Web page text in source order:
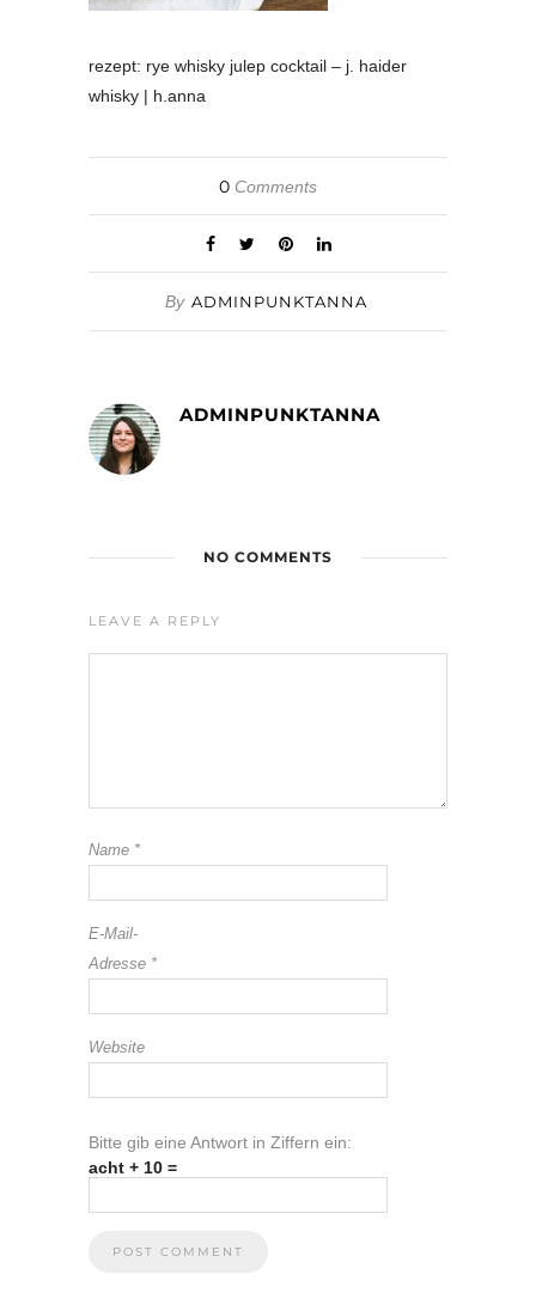
rezept: rye whisky julep cocktail – j. haider
whisky | h.anna
0 Comments
By ADMINPUNKTANNA
ADMINPUNKTANNA
NO COMMENTS
LEAVE A REPLY
Name *
E-Mail-
Adresse *
Website
Bitte gib eine Antwort in Ziffern ein:
acht + 10 =